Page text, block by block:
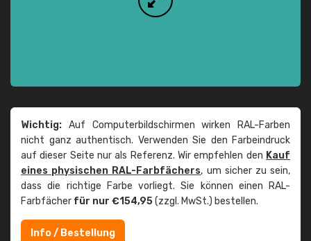
Wichtig: Auf Computerbildschirmen wirken RAL-Farben
nicht ganz authentisch. Verwenden Sie den Farbeindruck
auf dieser Seite nur als Referenz. Wir empfehlen den Kauf
eines physischen RAL-Farbfächers, um sicher zu sein,
dass die richtige Farbe vorliegt. Sie können einen RAL-
Farbfächer für nur €154,95(zzgl. MwSt.) bestellen.
Info / Bestellung